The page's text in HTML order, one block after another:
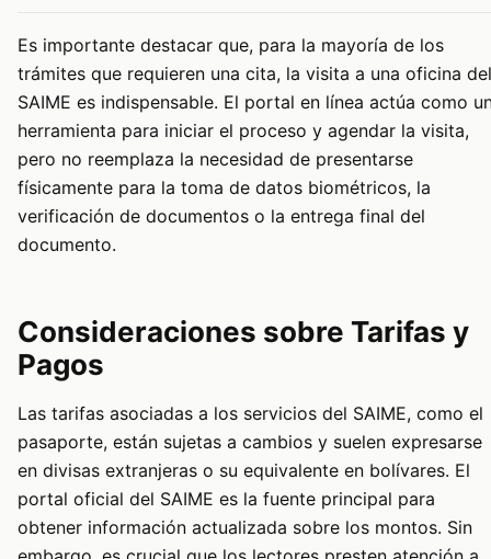
Es importante destacar que, para la mayoría de los
trámites que requieren una cita, la visita a una oficina del
SAIME es indispensable. El portal en línea actúa como
herramienta para iniciar el proceso y agendar la visita,
pero no reemplaza la necesidad de presentarse
físicamente para la toma de datos biométricos, la
verificación de documentos o la entrega final del
documento.
Consideraciones sobre Tarifas y
Pagos
Las tarifas asociadas a los servicios del SAIME, como el
pasaporte, están sujetas a cambios y suelen expresarse
en divisas extranjeras o su equivalente en bolívares. El
portal oficial del SAIME es la fuente principal para
obtener información actualizada sobre los montos. Sin